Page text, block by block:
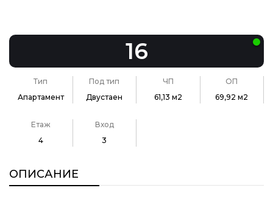
16
Тип
Апартамент
Под тип
Двустаен
ЧП
61,13 м2
ОП
69,92 м2
Етаж
4
Вход
3
ОПИСАНИЕ